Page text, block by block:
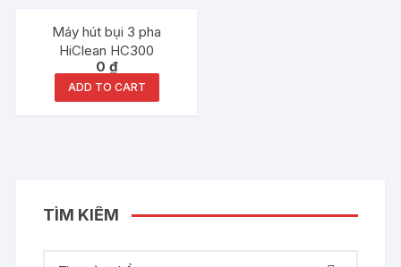
Máy hút bụi 3 pha
HiClean HC300
0₫
ADD TO CART
TÌM KIẾM